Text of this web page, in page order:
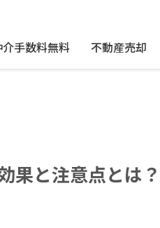
手数料無料 不動産売却
果と注意点とは